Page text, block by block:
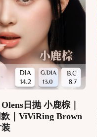
日抛 小鹿棕｜
款｜ViViRing Brown
装